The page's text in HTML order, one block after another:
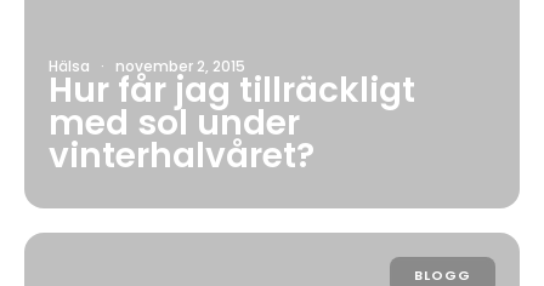
Hälsa · november 2, 2015
Hur får jag tillräckligt
med sol under
vinterhalvåret?
BLOGG